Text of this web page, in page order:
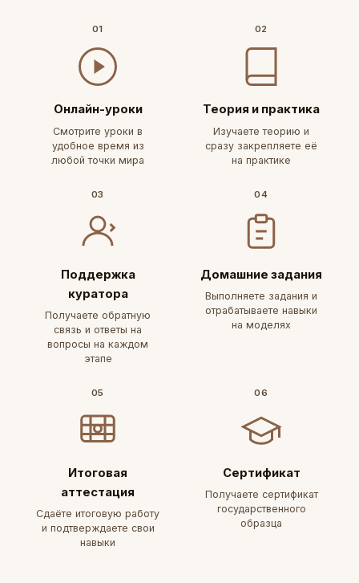
01
Онлайн-уроки
Смотрите уроки в
удобное время из
любой точки мира
02
Теория и практика
Изучаете теорию и
сразу закрепляете её
на практике
03
Поддержка
куратора
Получаете обратную
связь и ответы на
вопросы на каждом
этапе
04
Домашние задания
Выполняете задания и
отрабатываете навыки
на моделях
05
Итоговая
аттестация
Сдаёте итоговую работу
и подтверждаете свои
навыки
06
Сертификат
Получаете сертификат
государственного
образца